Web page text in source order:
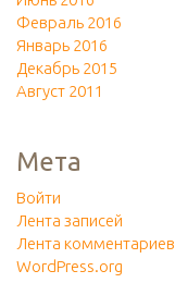
Февраль 2016
Январь 2016
Декабрь 2015
Август 2011
Мета
Войти
Лента записей
Лента комментариев
WordPress.org